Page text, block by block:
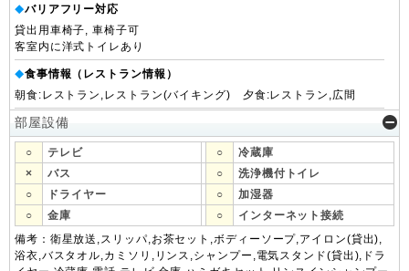
◆バリアフリー対応
貸出用車椅子, 車椅子可
客室内に洋式トイレあり
◆食事情報（レストラン情報）
朝食:レストラン,レストラン(バイキング) 夕食:レストラン,広間
部屋設備
○ テレビ ○
冷蔵庫
×
バス ○
洗浄機付トイレ
○
ドライヤー ○
加湿器
○
金庫 ○
インターネット接続
備考：衛星放送,スリッパ,お茶セット,ボディーソープ,アイロン(貸出),
浴衣,バスタオル,カミソリ,リンス,シャンプー,電気スタンド(貸出),ドラ